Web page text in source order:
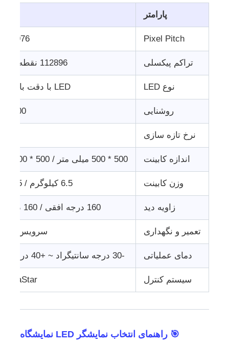
پارامتر
Pixel Pitch 2.976 میلی متر
تراکم پیکسلی 112896 نقطه در متر مربع
نوع LED LED با دقت بالا SMD1515
روشنایی 800-1000
نرخ تازه سازی
اندازه کابینت 500 * 500 میلی متر / 500 * 1000 میلی متر
وزن کابینت 6.5 کیلوگرم / 11.5 کیلوگرم
زاویه دید 160 درجه افقی / 160 درجه عمودی
تعمیر و نگهداری سرویس
دمای عملیاتی -30 درجه سانتیگراد ~ +40 درجه سانتیگراد
سیستم کنترل NovaStar سازگار
🎯 راهنمای انتخاب نمایشگر LED نمایشگاه